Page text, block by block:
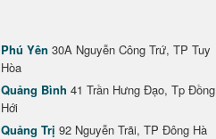
Phú Yên 30A Nguyễn Công Trứ, TP Tuy
Hòa
Quảng Bình 41 Trần Hưng Đạo, Tp Đồng
Hới
Quảng Trị 92 Nguyễn Trãi, TP Đông Hà